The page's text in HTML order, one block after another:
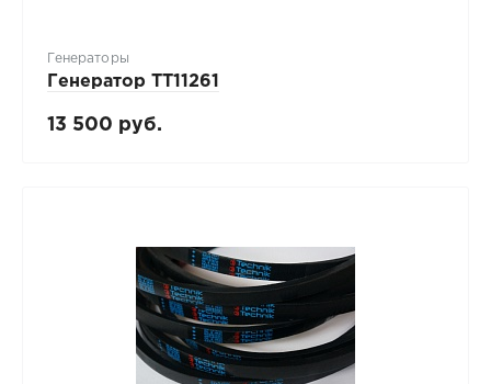
Генераторы
Генератор TT11261
13 500 руб.